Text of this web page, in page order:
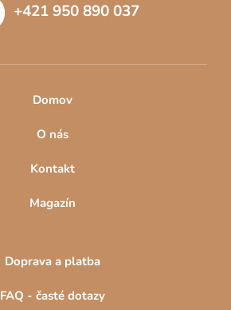
+421 950 890 037
Domov
O nás
Kontakt
Magazín
Doprava a platba
FAQ - časté dotazy